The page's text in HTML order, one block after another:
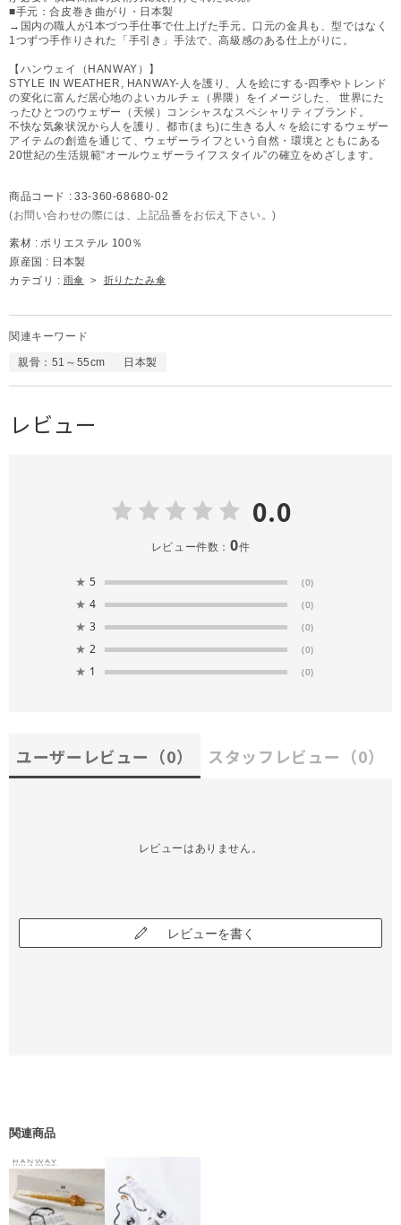
■手元：合皮巻き曲がり・日本製
→国内の職人が1本づつ手仕事で仕上げた手元。口元の金具も、型ではなく
1つずつ手作りされた「手引き」手法で、高級感のある仕上がりに。
【ハンウェイ（HANWAY）】
STYLE IN WEATHER, HANWAY-人を護り、人を絵にする-四季やトレンド
の変化に富んだ居心地のよいカルチェ（界隈）をイメージした、 世界にた
ったひとつのウェザー（天候）コンシャスなスペシャリティブランド。
不快な気象状況から人を護り、都市(まち)に生きる人々を絵にするウェザー
アイテムの創造を通じて、ウェザーライフという自然・環境とともにある
20世紀の生活規範“オールウェザーライフスタイル”の確立をめざします。
商品コード : 33-360-68680-02
(お問い合わせの際には、上記品番をお伝え下さい。)
素材 : ポリエステル 100％
原産国 : 日本製
カテゴリ : 雨傘 > 折りたたみ傘
関連キーワード
親骨：51～55cm 日本製
レビュー
0.0
レビュー件数： 0件
★ 5 (0)
★ 4 (0)
★ 3 (0)
★ 2 (0)
★ 1 (0)
ユーザーレビュー （0） スタッフレビュー （0）
レビューはありません。
レビューを書く
関連商品